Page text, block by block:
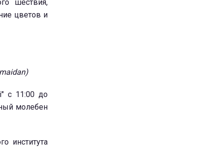
шествия,
цветов и
с 11:00 до
молебен
института